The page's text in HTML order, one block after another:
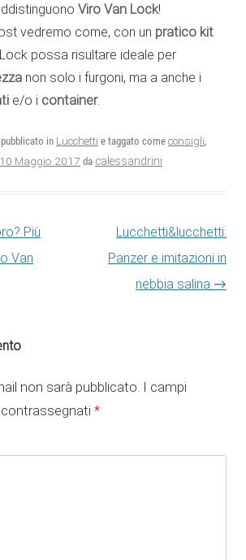
Viro Van Lock!
vedremo come, con un pratico kit
Lock possa risultare ideale per
non solo i furgoni, ma a anche i
e/o i container.
in Lucchetti e taggato come consigli,
10 Maggio 2017 da calessandrini
Più
Van
Lucchetti&lucchetti:
Panzer e imitazioni in
nebbia salina →
non sarà pubblicato. I campi
*